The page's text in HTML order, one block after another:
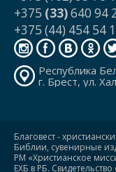
+375 (33)640 94
+375 (44) 454 54
Республика
г. Брест, ул.
Благовест -
Библии, сувенирные
РМ «Христианское
ЕХБ в РБ.